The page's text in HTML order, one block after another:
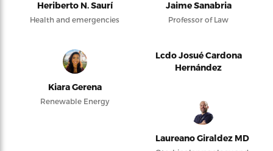
Heriberto N. Saurí
Health and emergencies
Jaime Sanabria
Professor of Law
Kiara Gerena
Renewable Energy
Lcdo Josué Cardona
Hernández
Laureano Giraldez MD